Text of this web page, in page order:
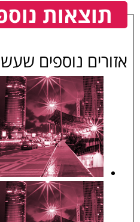
תוצאות
אזורים נוספים